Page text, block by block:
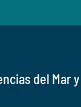
del Mar